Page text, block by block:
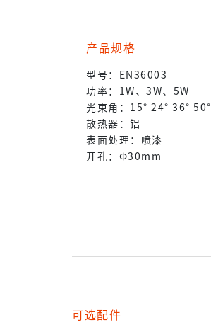
产品规格
型号：EN36003
功率：1W、3W、5W
光束角：15° 24° 36° 50°
散热器：铝
表面处理：喷漆
开孔：Φ30mm
可选配件